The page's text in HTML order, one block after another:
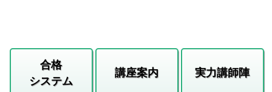
合格
システム
講座案内 実力講師陣